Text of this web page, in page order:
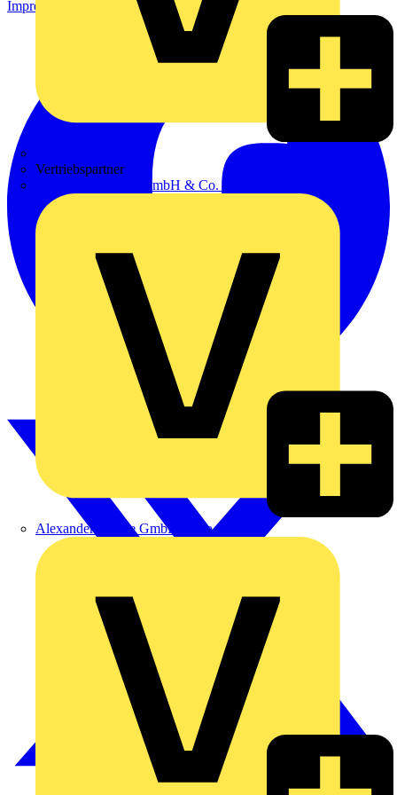
Vertriebspartner
Adalbert Zajadacz GmbH & Co. KG
Alexander Bürkle GmbH & Co. KG
Impressum